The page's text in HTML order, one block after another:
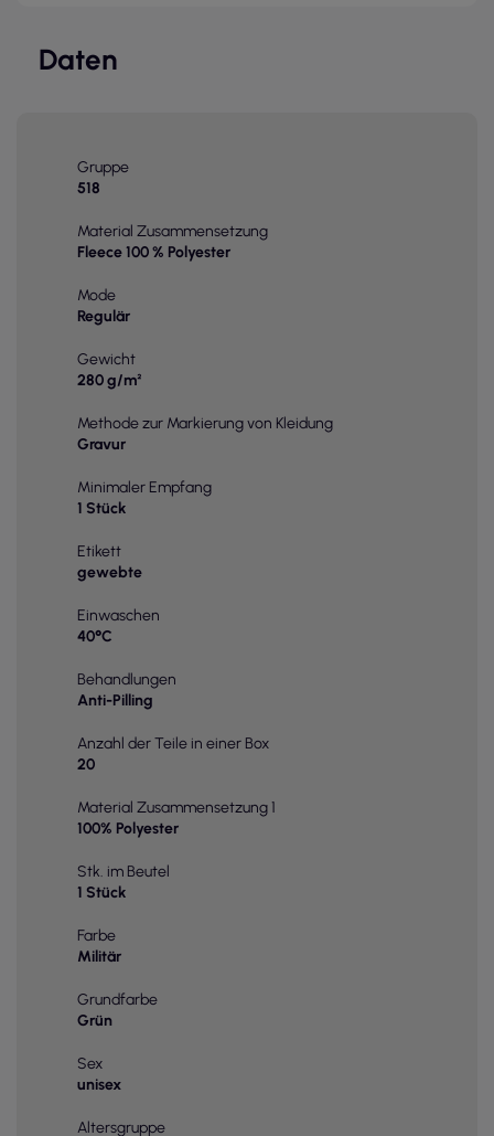
Daten
Gruppe
518
Material Zusammensetzung
Fleece 100 % Polyester
Mode
Regulär
Gewicht
280 g/m²
Methode zur Markierung von Kleidung
Gravur
Minimaler Empfang
1 Stück
Etikett
gewebte
Einwaschen
40°C
Behandlungen
Anti-Pilling
Anzahl der Teile in einer Box
20
Material Zusammensetzung 1
100% Polyester
Stk. im Beutel
1 Stück
Farbe
Militär
Grundfarbe
Grün
Sex
unisex
Altersgruppe